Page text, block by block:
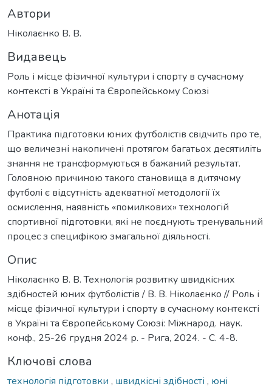
Автори
Ніколаєнко В. В.
Видавець
Роль і місце фізичної культури і спорту в сучасному
контексті в Україні та Європейському Союзі
Анотація
Практика підготовки юних футболістів свідчить про те,
що величезні накопичені протягом багатьох десятиліть
знання не трансформуються в бажаний результат.
Головною причиною такого становища в дитячому
футболі є відсутність адекватної методології їх
осмислення, наявність «помилкових» технологій
спортивної підготовки, які не поєднують тренувальний
процес з специфікою змагальної діяльності.
Опис
Ніколаєнко В. В. Технологія розвитку швидкісних
здібностей юних футболістів / В. В. Ніколаєнко // Роль і
місце фізичної культури і спорту в сучасному контексті
в Україні та Європейському Союзі: Міжнарод. наук.
конф., 25-26 грудня 2024 р. - Рига, 2024. - С. 4-8.
Ключові слова
технологія підготовки , швидкісні здібності , юні